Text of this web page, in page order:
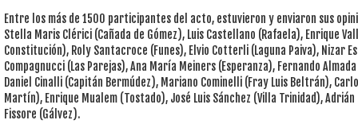
Entre los más de 1500 participantes del acto, estuvieron y enviaron sus
Stella Maris Clérici (Cañada de Gómez), Luis Castellano (Rafaela), Enrique
Constitución), Roly Santacroce (Funes), Elvio Cotterli (Laguna Paiva), Nizar
Compagnucci (Las Parejas), Ana María Meiners (Esperanza), Fernando
Daniel Cinalli (Capitán Bermúdez), Mariano Cominelli (Fray Luis Beltrán),
Martín), Enrique Mualem (Tostado), José Luis Sánchez (Villa Trinidad),
Fissore (Gálvez).